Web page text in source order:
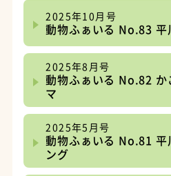
2025年10月号
動物ふぁいる No.83 平
2025年8月号
動物ふぁいる No.82 か
マ
2025年5月号
動物ふぁいる No.81 平
ング